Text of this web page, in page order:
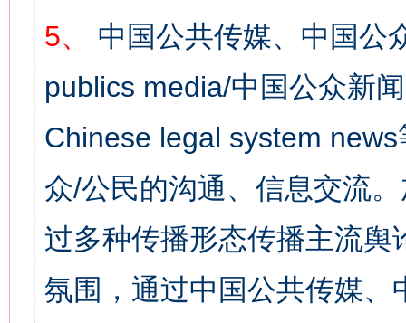
5、
中国公共传媒、中国公
publics media/中国公众新
Chinese legal system
众/公民的沟通、信息交流
过多种传播形态传播主流
氛围，通过中国公共传媒